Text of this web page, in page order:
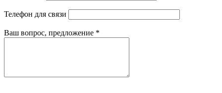
Телефон для связи
Ваш вопрос, предложение *